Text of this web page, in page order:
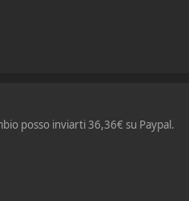
posso inviarti 36,36€ su Paypal.